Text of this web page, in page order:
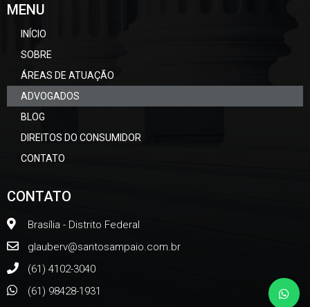
MENU
INÍCIO
SOBRE
ÁREAS DE ATUAÇÃO
ADVOGADOS
BLOG
DIREITOS DO CONSUMIDOR
CONTATO
CONTATO
Brasília - Distrito Federal
glauberv@santosampaio.com.br
(61) 4102-3040
(61) 98428-1931